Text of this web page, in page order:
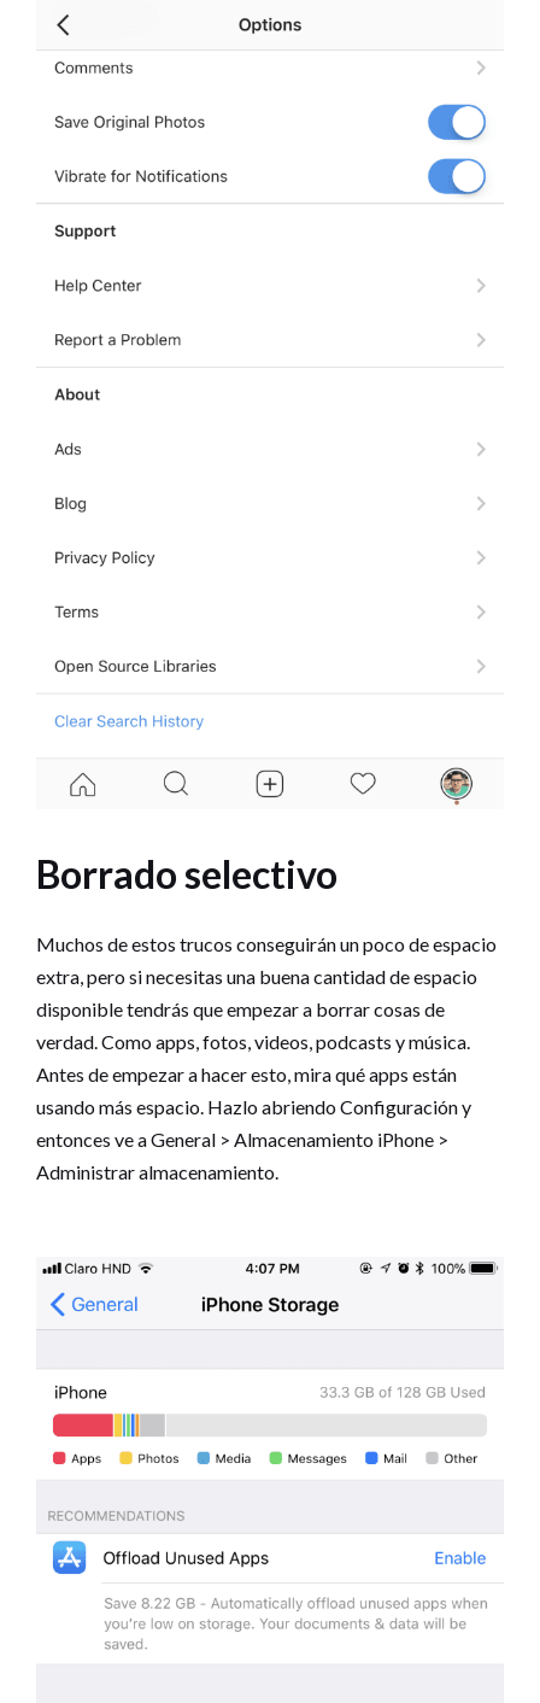
Borrado selectivo
Muchos de estos trucos conseguirán un poco de espacio
extra, pero si necesitas una buena cantidad de espacio
disponible tendrás que empezar a borrar cosas de
verdad. Como apps, fotos, videos, podcasts y música.
Antes de empezar a hacer esto, mira qué apps están
usando más espacio. Hazlo abriendo Configuración y
entonces ve a General > Almacenamiento iPhone >
Administrar almacenamiento.